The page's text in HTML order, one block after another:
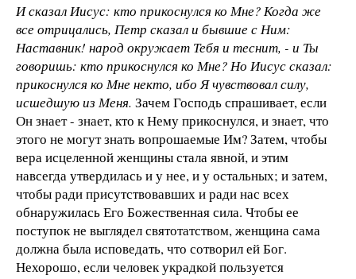
И сказал Иисус: кто прикоснулся ко Мне? Когда же
все отрицались, Петр сказал и бывшие с Ним:
Наставник! народ окружает Тебя и теснит, - и Ты
говоришь: кто прикоснулся ко Мне? Но Иисус сказал:
прикоснулся ко Мне некто, ибо Я чувствовал силу,
исшедшую из Меня. Зачем Господь спрашивает, если
Он знает - знает, кто к Нему прикоснулся, и знает, что
этого не могут знать вопрошаемые Им? Затем, чтобы
вера исцеленной женщины стала явной, и этим
навсегда утвердилась и у нее, и у остальных; и затем,
чтобы ради присутствовавших и ради нас всех
обнаружилась Его Божественная сила. Чтобы ее
поступок не выглядел святотатством, женщина сама
должна была исповедать, что сотворил ей Бог.
Нехорошо, если человек украдкой пользуется